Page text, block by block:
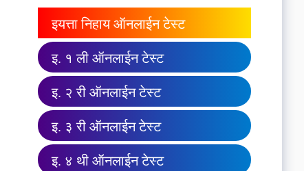
इयत्ता निहाय ऑनलाईन टेस्ट
इ. १ ली ऑनलाईन टेस्ट
इ. २ री ऑनलाईन टेस्ट
इ. ३ री ऑनलाईन टेस्ट
इ. ४ थी ऑनलाईन टेस्ट